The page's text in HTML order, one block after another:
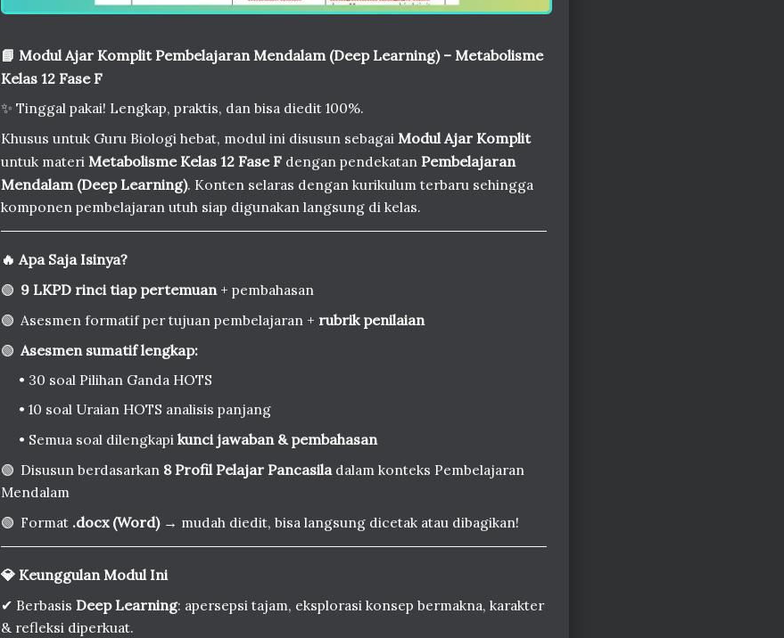
📘 Modul Ajar Komplit Pembelajaran Mendalam (Deep Learning) – Metabolisme
Kelas 12 Fase F
✨ Tinggal pakai! Lengkap, praktis, dan bisa diedit 100%.
Khusus untuk Guru Biologi hebat, modul ini disusun sebagai Modul Ajar Komplit
untuk materi Metabolisme Kelas 12 Fase F dengan pendekatan Pembelajaran
Mendalam (Deep Learning). Konten selaras dengan kurikulum terbaru sehingga
komponen pembelajaran utuh siap digunakan langsung di kelas.
🔥 Apa Saja Isinya?
🟢 9 LKPD rinci tiap pertemuan+ pembahasan
🟢 Asesmen formatif per tujuan pembelajaran + rubrik penilaian
🟢 Asesmen sumatif lengkap:
• 30 soal Pilihan Ganda HOTS
• 10 soal Uraian HOTS analisis panjang
• Semua soal dilengkapi kunci jawaban & pembahasan
🟢 Disusun berdasarkan 8 Profil Pelajar Pancasiladalam konteks Pembelajaran
Mendalam
🟢 Format .docx (Word)→ mudah diedit, bisa langsung dicetak atau dibagikan!
💎 Keunggulan Modul Ini
✔ Berbasis Deep Learning: apersepsi tajam, eksplorasi konsep bermakna, karakter
& refleksi diperkuat.